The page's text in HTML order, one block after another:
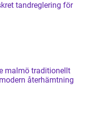
traditionellt
återhämtning